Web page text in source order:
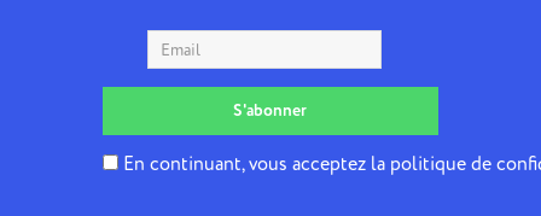
En continuant, vous acceptez la politique de